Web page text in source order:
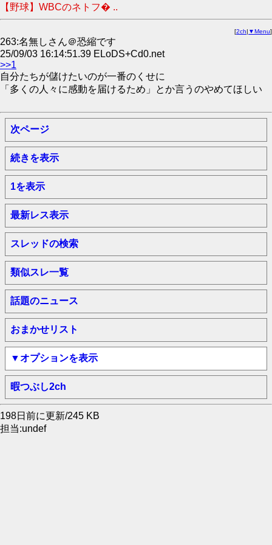
【野球】WBCのネトフ� ..
[2ch| ▼Menu]
263:名無しさん＠恐縮です
25/09/03 16:14:51.39 ELoDS+Cd0.net
>>1
自分たちが儲けたいのが一番のくせに
「多くの人々に感動を届けるため」とか言うのやめてほしい
次ページ
続きを表示
1を表示
最新レス表示
スレッドの検索
類似スレ一覧
話題のニュース
おまかせリスト
▼オプションを表示
暇つぶし2ch
198日前に更新/245 KB
担当:undef